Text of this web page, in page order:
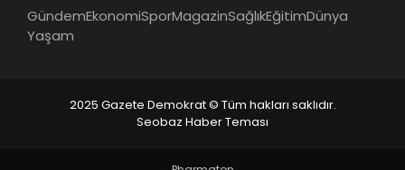
GündemEkonomiSporMagazinSağlıkEğitimDünya
Yaşam
2025 Gazete Demokrat © Tüm hakları saklıdır.
Seobaz Haber Teması